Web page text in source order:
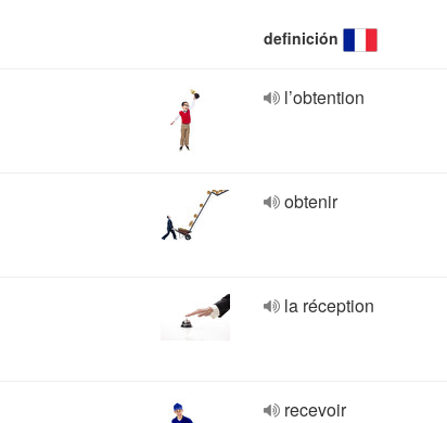
definición
l’obtention
obtenir
la réception
recevoir